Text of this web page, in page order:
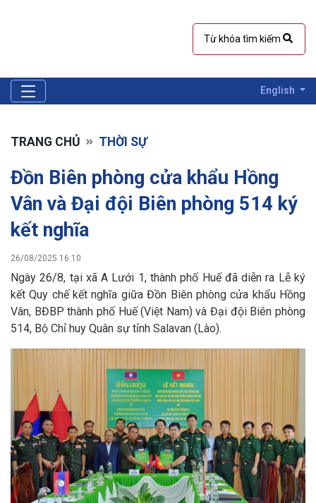
English
TRANG CHỦ THỜI SỰ
Đồn Biên phòng cửa khẩu Hồng
Vân và Đại đội Biên phòng 514 ký
kết nghĩa
26/08/2025 16:10
Ngày 26/8, tại xã A Lưới 1, thành phố Huế đã diễn ra Lễ ký
kết Quy chế kết nghĩa giữa Đồn Biên phòng cửa khẩu Hồng
Vân, BĐBP thành phố Huế (Việt Nam) và Đại đội Biên phòng
514, Bộ Chỉ huy Quân sự tỉnh Salavan (Lào).